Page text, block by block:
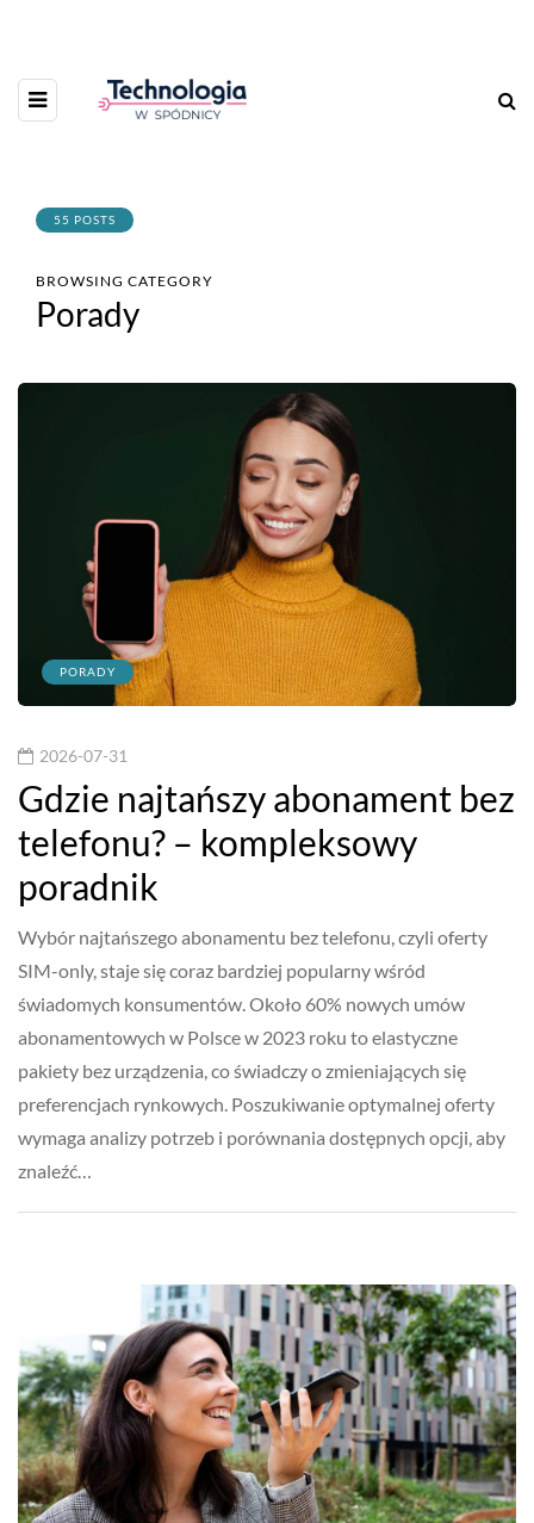
55 POSTS
BROWSING CATEGORY
Porady
PORADY
2026-07-31
Gdzie najtańszy abonament bez
telefonu? – kompleksowy
poradnik
Wybór najtańszego abonamentu bez telefonu, czyli oferty
SIM-only, staje się coraz bardziej popularny wśród
świadomych konsumentów. Około 60% nowych umów
abonamentowych w Polsce w 2023 roku to elastyczne
pakiety bez urządzenia, co świadczy o zmieniających się
preferencjach rynkowych. Poszukiwanie optymalnej oferty
wymaga analizy potrzeb i porównania dostępnych opcji, aby
znaleźć…